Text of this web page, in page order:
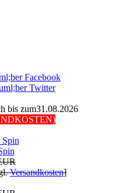
bis zum31.08.2026
Versandkosten]